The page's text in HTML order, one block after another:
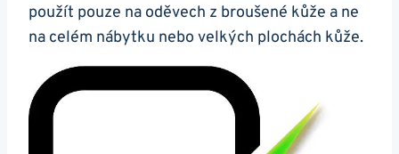
použít pouze na oděvech z broušené kůže ‌a ne‌
na celém⁣ nábytku nebo velkých plochách kůže.